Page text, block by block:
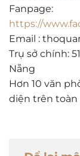
Fanpage:
https://
Email :
Trụ sở chính:
Nẵng
Hơn 10 văn
diện trên toàn